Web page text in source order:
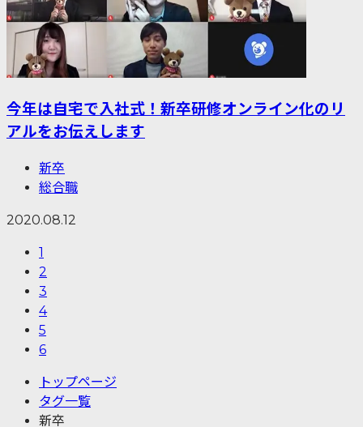
今年は自宅で入社式！新卒研修オンライン化のリ
アルをお伝えします
新卒
総合職
2020.08.12
1
2
3
4
5
6
トップページ
タグ一覧
新卒